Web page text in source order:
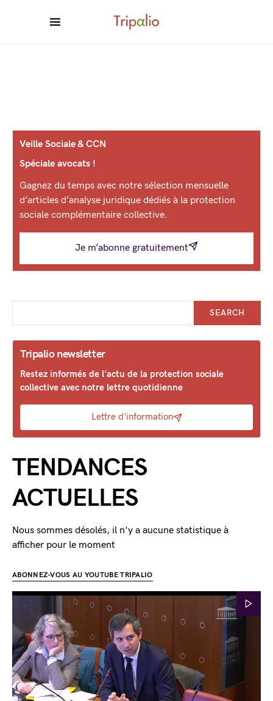
Veille Sociale & CCN
Spéciale avocats !
Gagnez du temps avec notre sélection mensuelle
d’articles d’analyse juridique dédiés à la protection
sociale complémentaire collective.
Je m’abonne gratuitement
SEARCH
Tripalio newsletter
Restez informés de l'actu de la protection sociale
collective avec notre lettre quotidienne
Lettre d'information
TENDANCES
ACTUELLES
Nous sommes désolés, il n'y a aucune statistique à
afficher pour le moment
ABONNEZ-VOUS AU YOUTUBE TRIPALIO